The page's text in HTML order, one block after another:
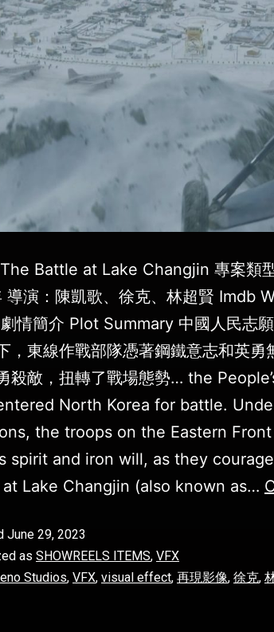
Battle at Lake Changjin 專案類
導演：陳凱歌、徐克、林超賢 Imdb
情簡介 Plot Summary 中國人民志
，東線作戰部隊憑著鋼鐵意志和英勇
殺敵，扭轉了戰場態勢… the
North Korea for battle.
the troops on the Eastern
spirit and iron will, as they
Lake Changjin (also known as…
June 29, 2023
as SHOWREELS ITEMS, VFX
Studios, VFX, visual effect, 再現影像, 徐克,